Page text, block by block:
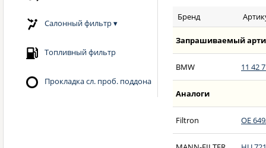
Салонный фильтр▾
Топливный фильтр
Прокладка сл. проб. поддона
Бренд
Запрашиваемый
BMW 11 42
Аналоги
Filtron OE